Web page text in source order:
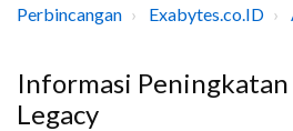
Perbincangan Exabytes.co.ID
Informasi Peningkatan
Legacy